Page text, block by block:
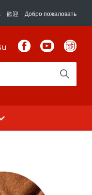
歡迎 Добро пожаловать
FacebookYoutube